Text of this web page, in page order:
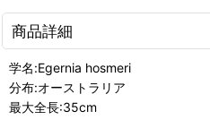
商品詳細
学名:Egernia hosmeri
分布:オーストラリア
最大全長:35cm